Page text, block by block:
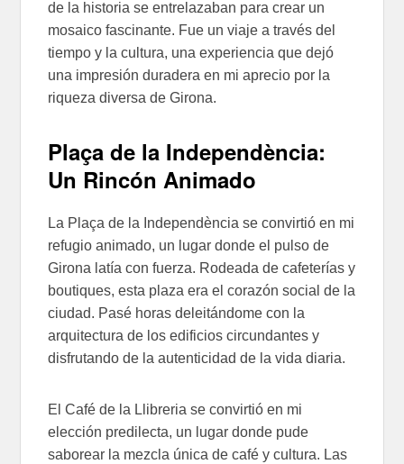
de la historia se entrelazaban para crear un
mosaico fascinante. Fue un viaje a través del
tiempo y la cultura, una experiencia que dejó
una impresión duradera en mi aprecio por la
riqueza diversa de Girona.
Plaça de la Independència:
Un Rincón Animado
La Plaça de la Independència se convirtió en mi
refugio animado, un lugar donde el pulso de
Girona latía con fuerza. Rodeada de cafeterías y
boutiques, esta plaza era el corazón social de la
ciudad. Pasé horas deleitándome con la
arquitectura de los edificios circundantes y
disfrutando de la autenticidad de la vida diaria.
El Café de la Llibreria se convirtió en mi
elección predilecta, un lugar donde pude
saborear la mezcla única de café y cultura. Las